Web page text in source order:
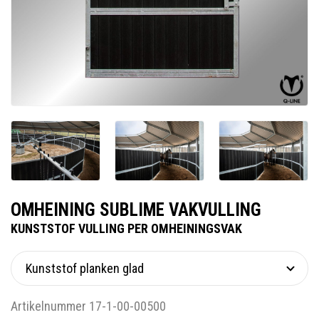
OMHEINING SUBLIME VAKVULLING
KUNSTSTOF VULLING PER OMHEININGSVAK
Artikelnummer 17-1-00-00500